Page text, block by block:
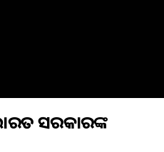
ସରକାରଙ୍କ